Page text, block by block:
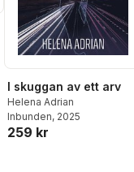
I skuggan av ett arv
Helena Adrian
Inbunden, 2025
259 kr